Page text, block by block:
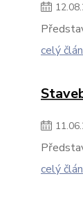
12.08.
celý
11.06.
celý